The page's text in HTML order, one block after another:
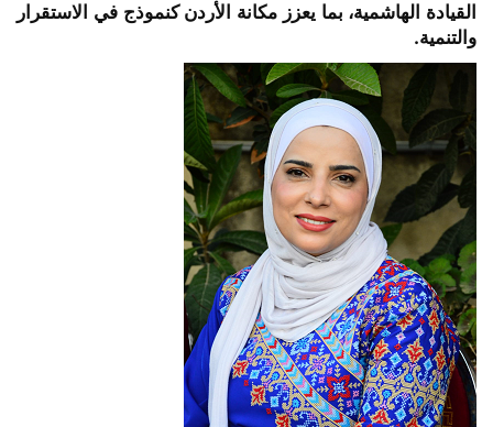
القيادة الهاشمية، بما يعزز مكانة الأردن كنموذج في الاستقرار
والتنمية.